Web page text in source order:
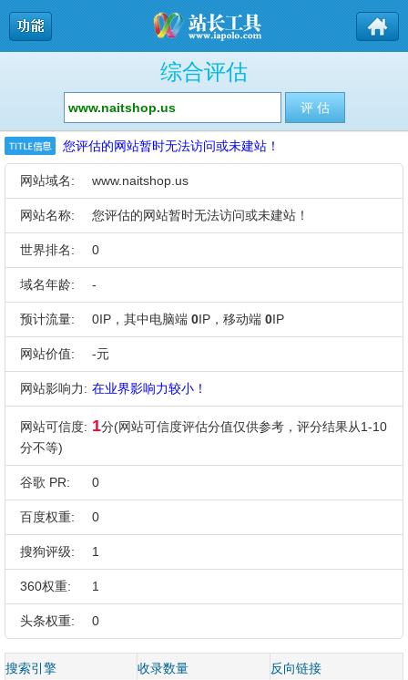
综合评估
您评估的网站暂时无法访问或未建站！
网站域名: www.naitshop.us
网站名称: 您评估的网站暂时无法访问或未建站！
世界排名: 0
域名年龄: -
预计流量: 0IP，其中电脑端 0IP，移动端 0IP
网站价值: -元
网站影响力: 在业界影响力较小！
网站可信度: 1分(网站可信度评估分值仅供参考，评分结果从1-10
分不等)
谷歌 PR: 0
百度权重: 0
搜狗评级: 1
360权重: 1
头条权重: 0
搜索引擎 收录数量 反向链接